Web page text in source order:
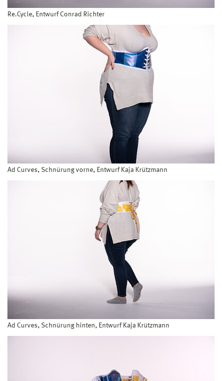
Re.Cycle, Entwurf Conrad Richter
Ad Curves, Schnürung vorne, Entwurf Kaja Krützmann
Ad Curves, Schnürung hinten, Entwurf Kaja Krützmann